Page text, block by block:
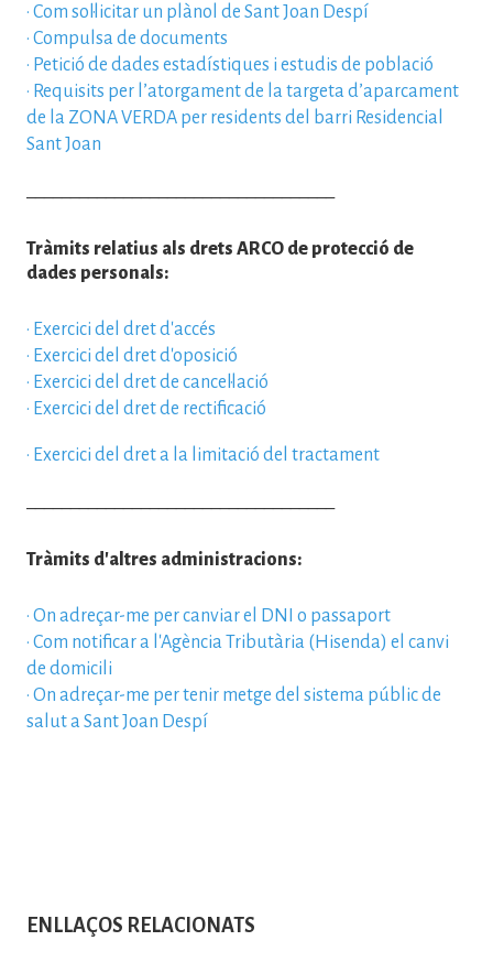
· Com sol·licitar un plànol de Sant Joan Despí
· Compulsa de documents
· Petició de dades estadístiques i estudis de població
· Requisits per l’atorgament de la targeta d’aparcament
de la ZONA VERDA per residents del barri Residencial
Sant Joan
Tràmits relatius als drets ARCO de protecció de
dades personals:
· Exercici del dret d'accés
· Exercici del dret d'oposició
· Exercici del dret de cancel·lació
· Exercici del dret de rectificació
· Exercici del dret a la limitació del tractament
Tràmits d'altres administracions:
· On adreçar-me per canviar el DNI o passaport
· Com notificar a l'Agència Tributària (Hisenda) el canvi
de domicili
· On adreçar-me per tenir metge del sistema públic de
salut a Sant Joan Despí
ENLLAÇOS RELACIONATS